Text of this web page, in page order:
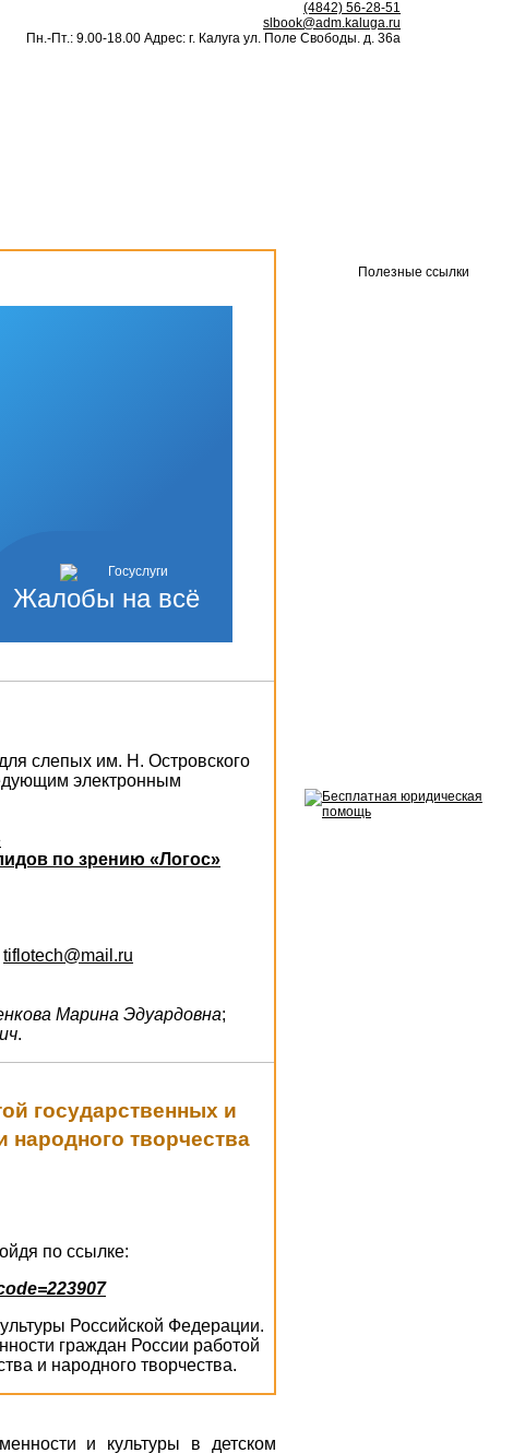
(4842) 56-28-51
slbook@adm.kaluga.ru
Пн.-Пт.: 9.00-18.00 Адрес: г. Калуга ул. Поле Свободы. д. 36а
Жалобы на всё
слепых им. Н. Островского
электронным
по зрению «Логос»
tiflotech@mail.ru
Марина Эдуардовна;
.
государственных и
народного творчества
по ссылке:
Российской Федерации.
граждан России работой
и народного творчества.
и культуры в детском
Полезные ссылки